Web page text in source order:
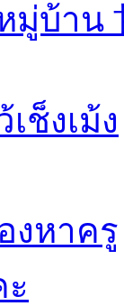
มู่บ้าน
ช็งเม้ง
งหาครู